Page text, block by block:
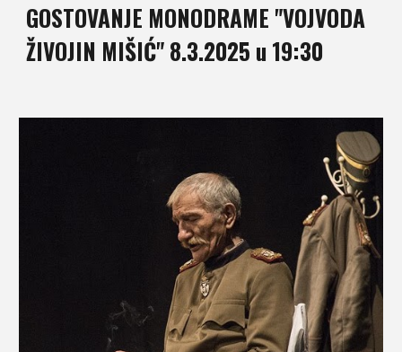
GOSTOVANJE MONODRAME "VOJVODA
ŽIVOJIN MIŠIĆ" 8.3.2025 u 19:30